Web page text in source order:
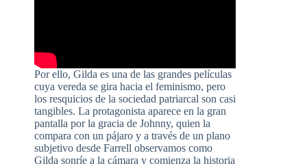
Por ello, Gilda es una de las grandes películas
cuya vereda se gira hacia el feminismo, pero
los resquicios de la sociedad patriarcal son casi
tangibles. La protagonista aparece en la gran
pantalla por la gracia de Johnny, quien la
compara con un pájaro y a través de un plano
subjetivo desde Farrell observamos como
Gilda sonríe a la cámara y comienza la historia